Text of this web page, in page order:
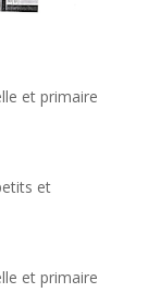
et primaire
et
et primaire